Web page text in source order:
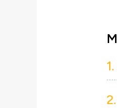
1.
2.